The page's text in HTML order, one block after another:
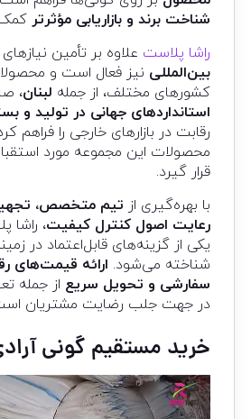
شناخت برند و بازاریابی مؤثرتر
راشا پلاست علاوه بر تأمین
بین‌المللی نیز فعال است و
کشورهای مختلف، از جمله لبنان،
استانداردهای جهانی در تولید و
رقابت در بازارهای خارجی را
محصولات این مجموعه مورد
قرار گیرد.
با بهره‌گیری از تیم متخصص،
رعایت اصول کنترل کیفیت، راشا
یکی از گزینه‌های قابل‌اعتماد در
شناخته می‌شود. ارائه قیمت‌های
سفارشی و تحویل سریع از جمله
در جهت جلب رضایت مشتریان
خرید مستقیم گونی